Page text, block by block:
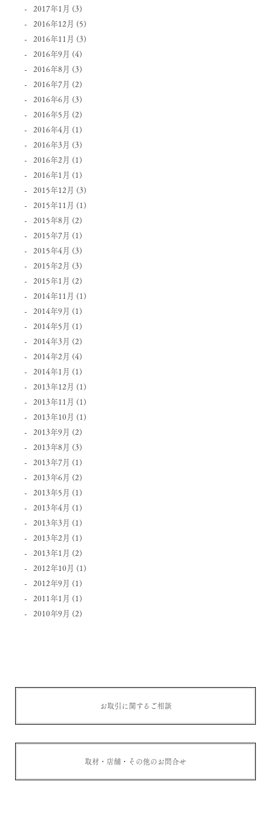
2017年1月 (3)
2016年12月 (5)
2016年11月 (3)
2016年9月 (4)
2016年8月 (3)
2016年7月 (2)
2016年6月 (3)
2016年5月 (2)
2016年4月 (1)
2016年3月 (3)
2016年2月 (1)
2016年1月 (1)
2015年12月 (3)
2015年11月 (1)
2015年8月 (2)
2015年7月 (1)
2015年4月 (3)
2015年2月 (3)
2015年1月 (2)
2014年11月 (1)
2014年9月 (1)
2014年5月 (1)
2014年3月 (2)
2014年2月 (4)
2014年1月 (1)
2013年12月 (1)
2013年11月 (1)
2013年10月 (1)
2013年9月 (2)
2013年8月 (3)
2013年7月 (1)
2013年6月 (2)
2013年5月 (1)
2013年4月 (1)
2013年3月 (1)
2013年2月 (1)
2013年1月 (2)
2012年10月 (1)
2012年9月 (1)
2011年1月 (1)
2010年9月 (2)
お取引に関するご相談
取材・店舗・その他のお問合せ